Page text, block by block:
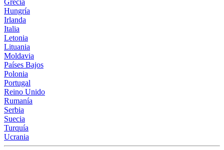
Grecia
Hungría
Irlanda
Italia
Letonia
Lituania
Moldavia
Países Bajos
Polonia
Portugal
Reino Unido
Rumanía
Serbia
Suecia
Turquía
Ucrania